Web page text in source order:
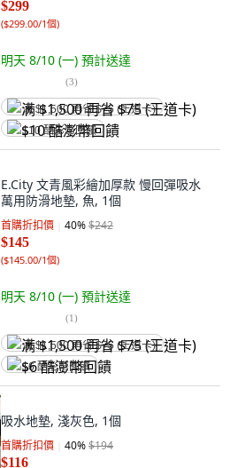
$299
($299.00/1個)
明天 8/10 (一) 預計送達
(3)
满 $1,500 再省 $75 (王道卡)
$10 酷澎幣回饋
E.City 文青風彩繪加厚款 慢回彈吸水
萬用防滑地墊, 魚, 1個
首購折扣價 40%$242
$145
($145.00/1個)
明天 8/10 (一) 預計送達
(1)
满 $1,500 再省 $75 (王道卡)
$6 酷澎幣回饋
吸水地墊, 淺灰色, 1個
首購折扣價 40%$194
$116